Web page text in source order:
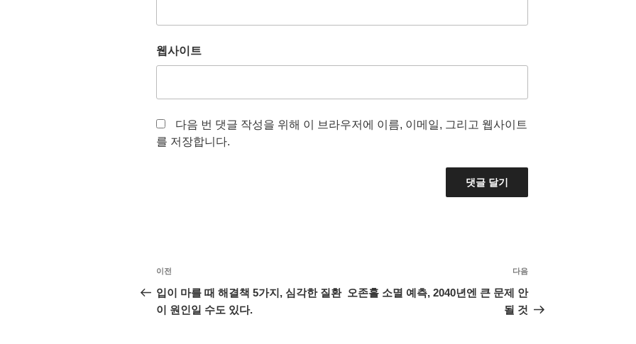
웹사이트
다음 번 댓글 작성을 위해 이 브라우저에 이름, 이메일, 그리고 웹사이트
를 저장합니다.
글
탐
색
이
전
글
이전
입이 마를 때 해결책 5가지, 심각한 질환
이 원인일 수도 있다.
다
음
글
다음
오존홀 소멸 예측, 2040년엔 큰 문제 안
될 것